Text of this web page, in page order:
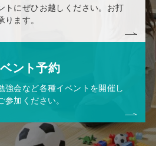
トにぜひお越しください。お打
ます。
ント予約
強会など各種イベントを開催し
加ください。